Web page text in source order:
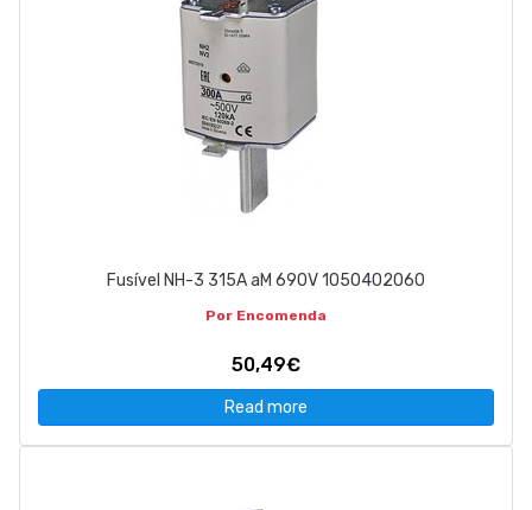
Fusível NH-3 315A aM 690V 1050402060
Por Encomenda
50,49€
Read more